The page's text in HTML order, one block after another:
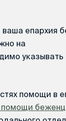
епархия
на
помощи в
помощи